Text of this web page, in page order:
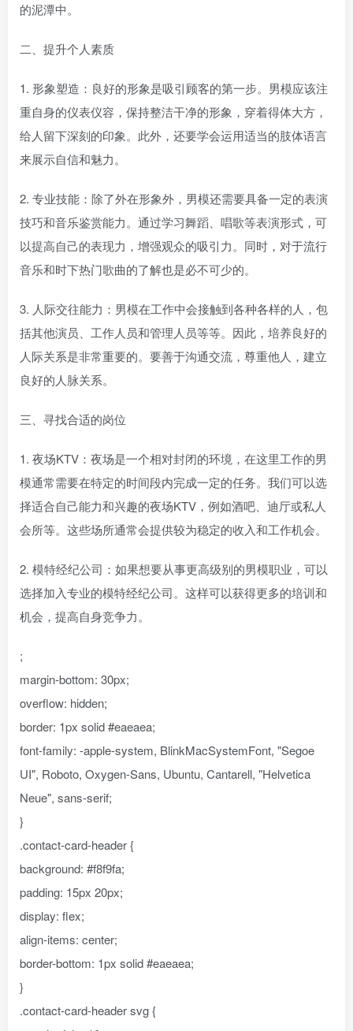
的泥潭中。
二、提升个人素质
1. 形象塑造：良好的形象是吸引顾客的第一步。男模应该注
重自身的仪表仪容，保持整洁干净的形象，穿着得体大方，
给人留下深刻的印象。此外，还要学会运用适当的肢体语言
来展示自信和魅力。
2. 专业技能：除了外在形象外，男模还需要具备一定的表演
技巧和音乐鉴赏能力。通过学习舞蹈、唱歌等表演形式，可
以提高自己的表现力，增强观众的吸引力。同时，对于流行
音乐和时下热门歌曲的了解也是必不可少的。
3. 人际交往能力：男模在工作中会接触到各种各样的人，包
括其他演员、工作人员和管理人员等等。因此，培养良好的
人际关系是非常重要的。要善于沟通交流，尊重他人，建立
良好的人脉关系。
三、寻找合适的岗位
1. 夜场KTV：夜场是一个相对封闭的环境，在这里工作的男
模通常需要在特定的时间段内完成一定的任务。我们可以选
择适合自己能力和兴趣的夜场KTV，例如酒吧、迪厅或私人
会所等。这些场所通常会提供较为稳定的收入和工作机会。
2. 模特经纪公司：如果想要从事更高级别的男模职业，可以
选择加入专业的模特经纪公司。这样可以获得更多的培训和
机会，提高自身竞争力。
;
margin-bottom: 30px;
overflow: hidden;
border: 1px solid #eaeaea;
font-family: -apple-system, BlinkMacSystemFont, "Segoe
UI", Roboto, Oxygen-Sans, Ubuntu, Cantarell, "Helvetica
Neue", sans-serif;
}
.contact-card-header {
background: #f8f9fa;
padding: 15px 20px;
display: flex;
align-items: center;
border-bottom: 1px solid #eaeaea;
}
.contact-card-header svg {